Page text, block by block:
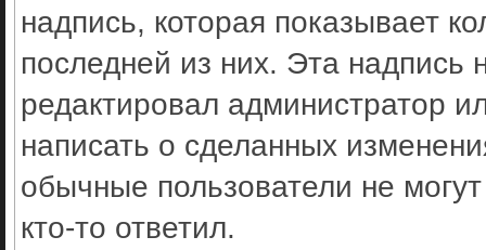
надпись, которая показывает
последней из них. Эта надпись
редактировал администратор
написать о сделанных
обычные пользователи не
кто-то ответил.